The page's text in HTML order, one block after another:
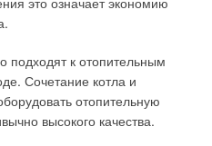
подходят к отопительным
Сочетание котла и
отопительную
высокого качества.
охлаждения.
экономия в рублях, а именно
тепловых насосов по
около 700 тыс. руб. в год.
теплонасосных систем
выгоднее, чем